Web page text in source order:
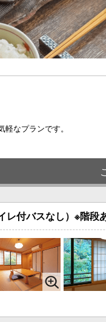
なプランです。
レ付バスなし）※階段